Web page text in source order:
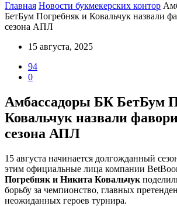
Главная Новости букмекерских контор
БетБум Погребняк и Ковальчук назвали
сезона АПЛ
15 августа, 2025
94
0
Амбассадоры БК БетБум
Ковальчук назвали
сезона АПЛ
15 августа начинается долгожданный
этим официальные лица компании
Погребняк и Никита Ковальчук
борьбу за чемпионство, главных
неожиданных героев турнира.